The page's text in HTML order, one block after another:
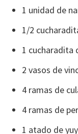
1 unidad de
1/2
1 cucharadita
2 vasos de
4 ramas de
4 ramas de
1 atado de